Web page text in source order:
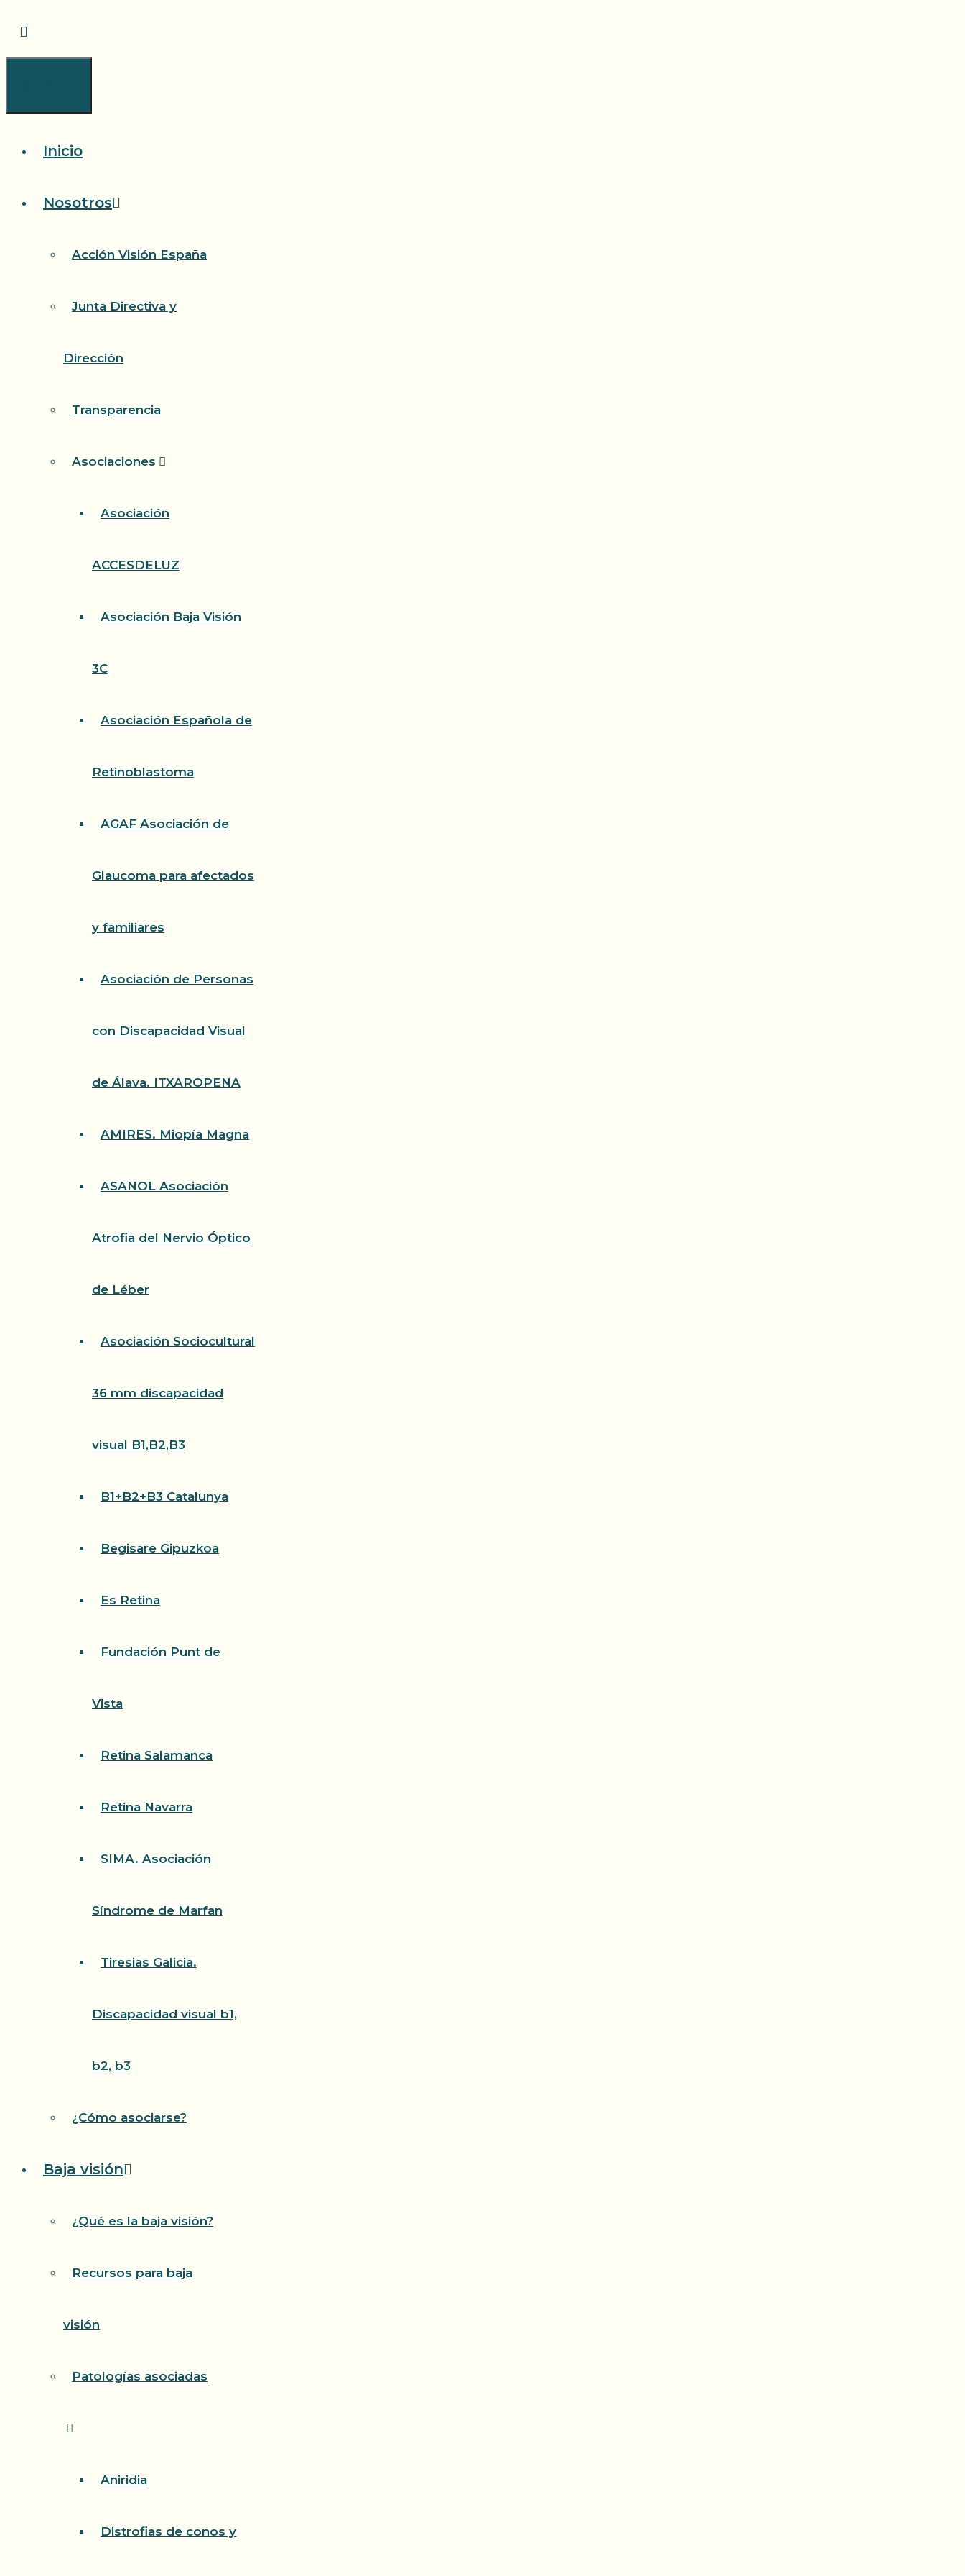
Inicio
Nosotros
Acción Visión España
Junta Directiva y
Dirección
Transparencia
Asociaciones
Asociación
ACCESDELUZ
Asociación Baja Visión
3C
Asociación Española de
Retinoblastoma
AGAF Asociación de
Glaucoma para afectados
y familiares
Asociación de Personas
con Discapacidad Visual
de Álava. ITXAROPENA
AMIRES. Miopía Magna
ASANOL Asociación
Atrofia del Nervio Óptico
de Léber
Asociación Sociocultural
36 mm discapacidad
visual B1,B2,B3
B1+B2+B3 Catalunya
Begisare Gipuzkoa
Es Retina
Fundación Punt de
Vista
Retina Salamanca
Retina Navarra
SIMA. Asociación
Síndrome de Marfan
Tiresias Galicia.
Discapacidad visual b1,
b2, b3
¿Cómo asociarse?
Baja visión
¿Qué es la baja visión?
Recursos para baja
visión
Patologías asociadas
Aniridia
Distrofias de conos y